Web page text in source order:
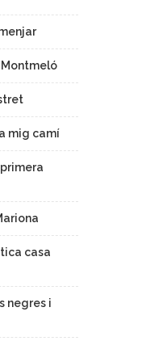
Montmeló
mig camí
casa
negres i